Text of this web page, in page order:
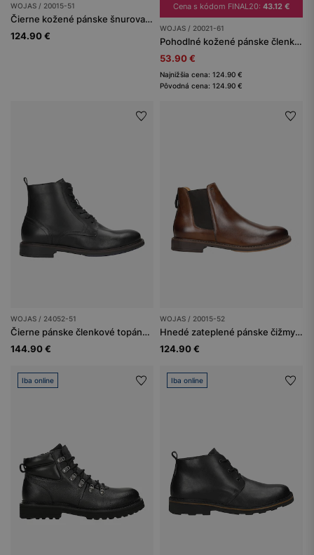
WOJAS / 20015-51
Čierne kožené pánske šnurovacie čižmy z hladkej kože
124.90 €
Cena s kódom FINAL20: 43.12 €
WOJAS / 20021-61
Pohodlné kožené pánske členkové čižmy do práce aj na výlet
53.90 €
Najnižšia cena: 124.90 €
Pôvodná cena: 124.90 €
WOJAS / 24052-51
Čierne pánske členkové topánky s elegantným šnurovaním
144.90 €
WOJAS / 20015-52
Hnedé zateplené pánske čižmy z hladkej kože
124.90 €
Iba online Iba online